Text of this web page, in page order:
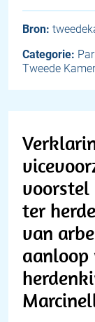
Bron:
Categorie:
Tweede
voorstel
ter
van
aanloop